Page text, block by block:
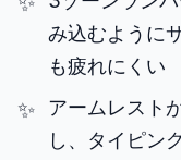
み込むように
も疲れにくい
アームレスト
し、タイピン